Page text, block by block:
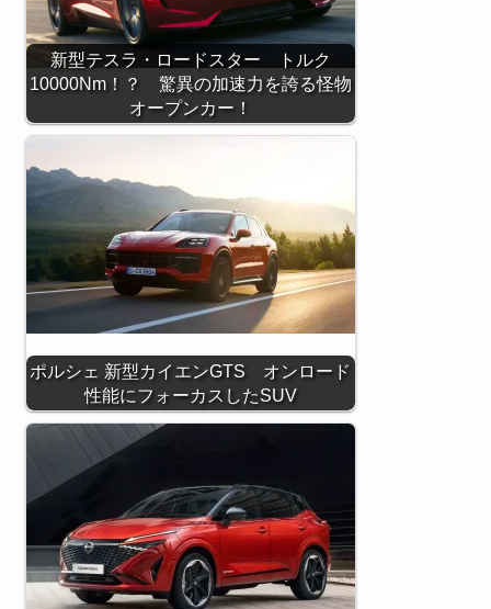
新型テスラ・ロードスター トルク
10000Nm！？ 驚異の加速力を誇る怪物
オープンカー！
ポルシェ 新型カイエンGTS オンロード
性能にフォーカスしたSUV